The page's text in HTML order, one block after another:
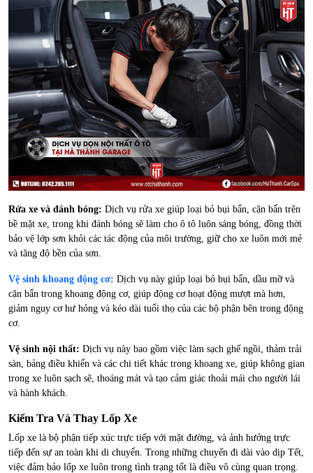
Rửa xe và đánh bóng: Dịch vụ rửa xe giúp loại bỏ bụi bẩn, cặn bẩn trên
bề mặt xe, trong khi đánh bóng sẽ làm cho ô tô luôn sáng bóng, đồng thời
bảo vệ lớp sơn khỏi các tác động của môi trường, giữ cho xe luôn mới mẻ
và tăng độ bền của sơn.
Vệ sinh khoang động cơ: Dịch vụ này giúp loại bỏ bụi bẩn, dầu mỡ và
cặn bẩn trong khoang động cơ, giúp động cơ hoạt động mượt mà hơn,
giảm nguy cơ hư hỏng và kéo dài tuổi thọ của các bộ phận bên trong động
cơ.
Vệ sinh nội thất: Dịch vụ này bao gồm việc làm sạch ghế ngồi, thảm trải
sàn, bảng điều khiển và các chi tiết khác trong khoang xe, giúp không gian
trong xe luôn sạch sẽ, thoáng mát và tạo cảm giác thoải mái cho người lái
và hành khách.
Kiểm Tra Và Thay Lốp Xe
Lốp xe là bộ phận tiếp xúc trực tiếp với mặt đường, và ảnh hưởng trực
tiếp đến sự an toàn khi di chuyển. Trong những chuyến đi dài vào dịp Tết,
việc đảm bảo lốp xe luôn trong tình trạng tốt là điều vô cùng quan trọng.